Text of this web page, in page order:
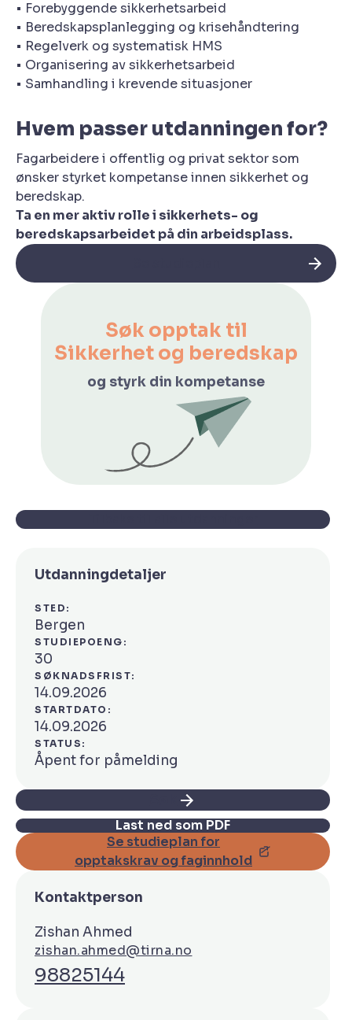
• Forebyggende sikkerhetsarbeid
• Beredskapsplanlegging og krisehåndtering
• Regelverk og systematisk HMS
• Organisering av sikkerhetsarbeid
• Samhandling i krevende situasjoner
Hvem passer utdanningen for?
Fagarbeidere i offentlig og privat sektor som
ønsker styrket kompetanse innen sikkerhet og
beredskap.
Ta en mer aktiv rolle i sikkerhets- og
beredskapsarbeidet på din arbeidsplass.
Søk opptak til
Sikkerhet og beredskap
og styrk din kompetanse
Utdanningdetaljer
STED:
Bergen
STUDIEPOENG:
30
SØKNADSFRIST:
14.09.2026
STARTDATO:
14.09.2026
STATUS:
Åpent for påmelding
Last ned som PDF
Se studieplan for
opptakskrav og faginnhold
Kontaktperson
Zishan Ahmed
zishan.ahmed@tirna.no
98825144